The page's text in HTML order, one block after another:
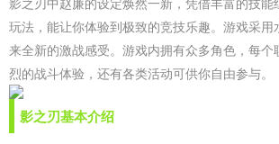
玩法，能让你体验到极致的竞技乐趣。游戏采用
来全新的激战感受。游戏内拥有众多角色，每个
烈的战斗体验，还有各类活动可供你自由参与。
影之刃基本介绍